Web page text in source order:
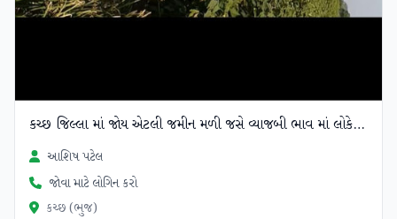
કચ્છ જિલ્લા માં જોય એટલી જમીન મળી જસે વ્યાજબી ભાવ માં લોકેશન વાળી
આશિષ પટેલ
જોવા માટે લોગિન કરો
કચ્છ (ભુજ)